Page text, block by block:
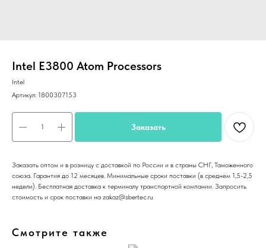
Intel E3800 Atom Processors
Intel
Артикул: 1800307153
Заказать
Заказать оптом и в розницу с доставкой по России и в страны СНГ, Таможенного
союза. Гарантия до 12 месяцев. Минимальные сроки поставки (в среднем 1,5-2,5
недели). Бесплатная доставка к терминалу транспортной компании. Запросить
стоимость и срок поставки на zakaz@sbertec.ru
Смотрите также